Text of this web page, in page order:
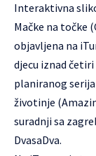
Interaktivna
Mačke na točke
objavljena na
djecu iznad
planiranog
životinje
suradnji sa
DvasaDva.